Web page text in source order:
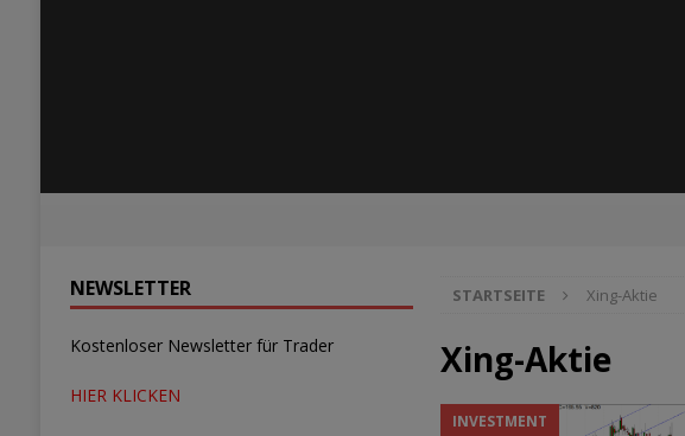
STARTSEITE Xing-Aktie
Xing-Aktie
INVESTMENT
NEWSLETTER
Kostenloser Newsletter für Trader
HIER KLICKEN